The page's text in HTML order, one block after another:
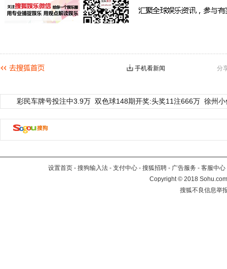
分
手机看新闻
彩民车牌号投注中3.9万 双色球148期开奖:头奖11注666万 徐州
设置首页 - 搜狗输入法 - 支付中心 - 搜狐招聘 - 广告服务 - 客服中心
Copyright©2018
搜狐不良信息举